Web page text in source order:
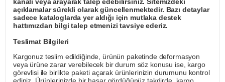
kanalı veya arayarak talep edebilirsiniz. Sitemizdeki
açıklamalar sürekli olarak güncellenmektedir. Bazı detaylar
sadece kataloglarda yer aldığı için mutlaka destek
hattımızdan bilgi talep etmenizi tavsiye ederiz.
Teslimat Bilgileri
Kargonuz teslim edildiğinde, ürünün paketinde deformasyon
veya ürüne zarar verebilecek bir durum söz konusu ise, kargo
görevlisi ile birlikte paketi açarak ürünlerinizin durumunu kontrol